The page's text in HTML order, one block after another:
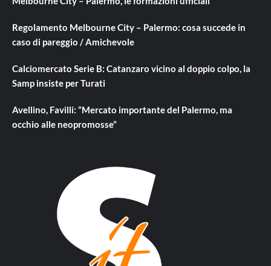
Regolamento Melbourne City – Palermo: cosa succede in
caso di pareggio / Amichevole
Calciomercato Serie B: Catanzaro vicino al doppio colpo, la
Samp insiste per Turati
Avellino, Favilli: “Mercato importante del Palermo, ma
occhio alle neopromosse”